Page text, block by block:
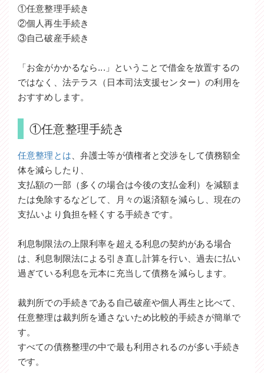
①任意整理手続き
②個人再生手続き
③自己破産手続き
「お金がかかるなら...」ということで借金を放置するの
ではなく、法テラス（日本司法支援センター）の利用を
おすすめします。
①任意整理手続き
任意整理とは 、弁護士等が債権者と交渉をして債務額全
体を減らしたり、
支払額の一部（多くの場合は今後の支払金利）を減額ま
たは免除するなどして、月々の返済額を減らし、現在の
支払いより負担を軽くする手続きです。
利息制限法の上限利率を超える利息の契約がある場合
は、利息制限法による引き直し計算を行い、過去に払い
過ぎている利息を元本に充当して債務を減らします。
裁判所での手続きである自己破産や個人再生と比べて、
任意整理は裁判所を通さないため比較的手続きが簡単で
す。
すべての債務整理の中で最も利用されるのが多い手続き
です。